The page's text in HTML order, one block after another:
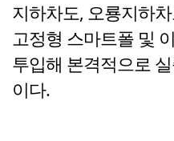
지하차도, 오룡지하
고정형 스마트폴 및
투입해 본격적으로
이다.